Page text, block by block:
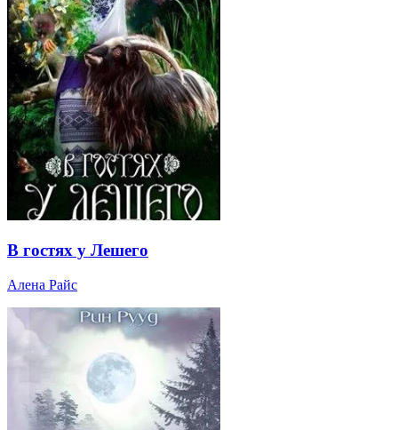
В гостях у Лешего
Алена Райс